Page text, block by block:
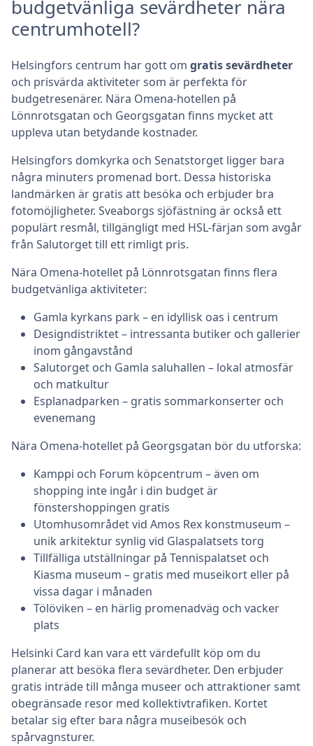
budgetvänliga sevärdheter nära
centrumhotell?
Helsingfors centrum har gott om gratis sevärdheter
och prisvärda aktiviteter som är perfekta för
budgetresenärer. Nära Omena-hotellen på
Lönnrotsgatan och Georgsgatan finns mycket att
uppleva utan betydande kostnader.
Helsingfors domkyrka och Senatstorget ligger bara
några minuters promenad bort. Dessa historiska
landmärken är gratis att besöka och erbjuder bra
fotomöjligheter. Sveaborgs sjöfästning är också ett
populärt resmål, tillgängligt med HSL-färjan som avgår
från Salutorget till ett rimligt pris.
Nära Omena-hotellet på Lönnrotsgatan finns flera
budgetvänliga aktiviteter:
Gamla kyrkans park – en idyllisk oas i centrum
Designdistriktet – intressanta butiker och gallerier
inom gångavstånd
Salutorget och Gamla saluhallen – lokal atmosfär
och matkultur
Esplanadparken – gratis sommarkonserter och
evenemang
Nära Omena-hotellet på Georgsgatan bör du utforska:
Kamppi och Forum köpcentrum – även om
shopping inte ingår i din budget är
fönstershoppingen gratis
Utomhusområdet vid Amos Rex konstmuseum –
unik arkitektur synlig vid Glaspalatsets torg
Tillfälliga utställningar på Tennispalatset och
Kiasma museum – gratis med museikort eller på
vissa dagar i månaden
Tölöviken – en härlig promenadväg och vacker
plats
Helsinki Card kan vara ett värdefullt köp om du
planerar att besöka flera sevärdheter. Den erbjuder
gratis inträde till många museer och attraktioner samt
obegränsade resor med kollektivtrafiken. Kortet
betalar sig efter bara några museibesök och
spårvagnsturer.